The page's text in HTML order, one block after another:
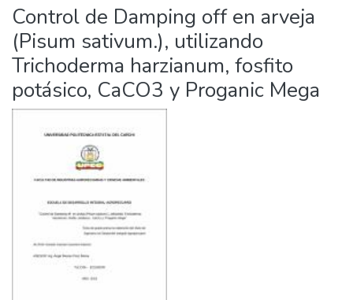
Estadísticas Externas
Manuales
Control de Damping off en arveja
(Pisum sativum.), utilizando
Trichoderma harzianum, fosfito
potásico, CaCO3 y Proganic Mega